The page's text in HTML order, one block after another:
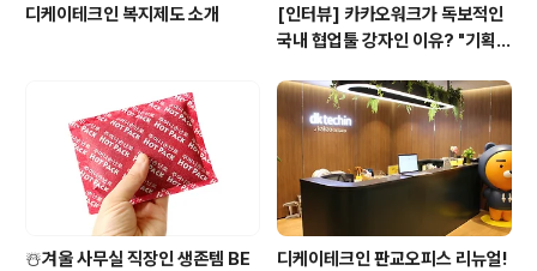
디케이테크인 복지제도 소개
[인터뷰] 카카오워크가 독보적인
국내 협업툴 강자인 이유? "기획
을 반영하기 때문이죠"
☃️겨울 사무실 직장인 생존템 BE
디케이테크인 판교오피스 리뉴얼!